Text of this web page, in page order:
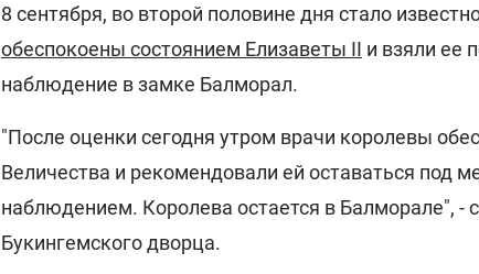
8 сентября, во второй половине дня стало
обеспокоены состоянием Елизаветы II и взяли ее
наблюдение в замке Балморал.
"После оценки сегодня утром врачи королевы
Величества и рекомендовали ей оставаться под
наблюдением. Королева остается в Балморале", -
Букингемского дворца.